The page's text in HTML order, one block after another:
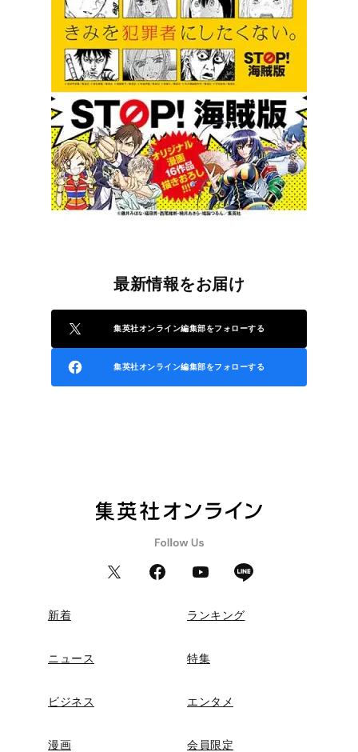
最新情報をお届け
集英社オンライン編集部をフォローする
集英社オンライン編集部をフォローする
新着 ランキング
ニュース 特集
ビジネス エンタメ
漫画 会員限定